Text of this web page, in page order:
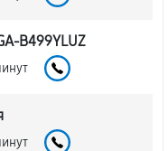
B499YLUZ